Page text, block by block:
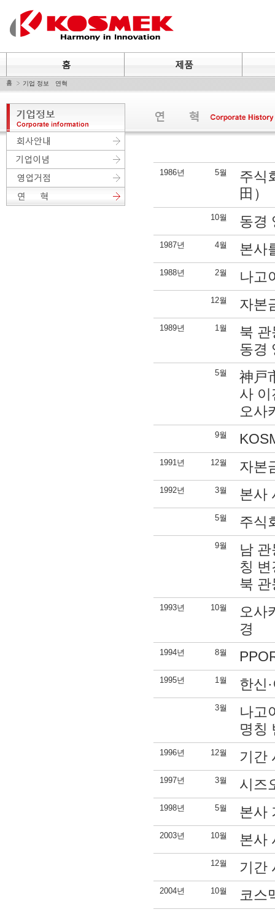
홈 기업 정보 연혁
1986년 5월
주식
田）
10월 동경
1987년 4월 본사
1988년 2월 나고
12월 자본
1989년 1월
북
동경
5월
神戸
사 이
오사
9월
1991년 12월 자본
1992년 3월 본사
5월 주식
9월
남
칭 변
북
1993년 10월
오사
경
1994년 8월
1995년 1월 한신
3월
나고
명칭
1996년 12월 기간
1997년 3월 시즈
1998년 5월 본사
2003년 10월 본사
12월 기간
2004년 10월 코스